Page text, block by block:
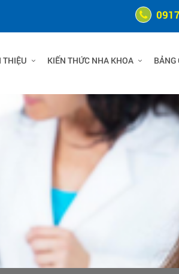
THIỆU KIẾN THỨC NHA KHOA BẢNG